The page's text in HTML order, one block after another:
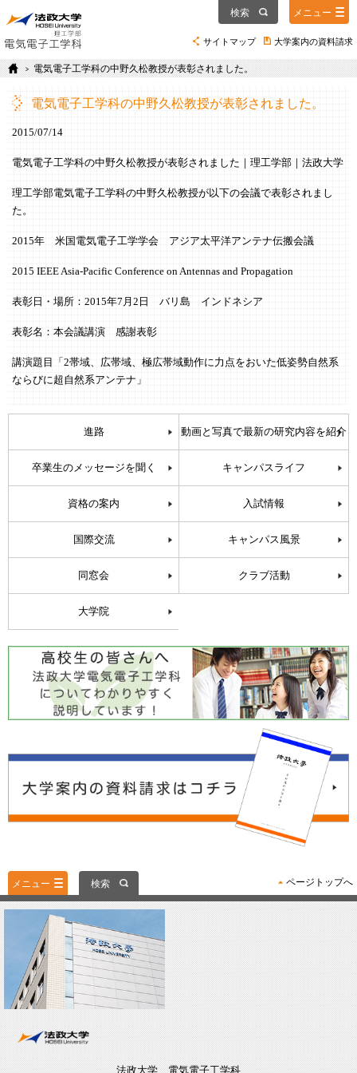
サイトマップ 大学案内の資料請求
検索 メニュー
電気電子工学科の中野久松教授が表彰されました。
電気電子工学科の中野久松教授が表彰されました。
2015/07/14
電気電子工学科の中野久松教授が表彰されました｜理工学部｜法政大学
理工学部電気電子工学科の中野久松教授が以下の会議で表彰されまし
た。
2015年 米国電気電子工学学会 アジア太平洋アンテナ伝搬会議
2015 IEEE Asia-Pacific Conference on Antennas and Propagation
表彰日・場所：2015年7月2日 バリ島 インドネシア
表彰名：本会議講演 感謝表彰
講演題目「2帯域、広帯域、極広帯域動作に力点をおいた低姿勢自然系
ならびに超自然系アンテナ」
進路 動画と写真で最新の研究内容を紹介
卒業生のメッセージを聞く キャンパスライフ
資格の案内 入試情報
国際交流 キャンパス風景
同窓会 クラブ活動
大学院
メニュー 検索 ページトップへ
法政大学 電気電子工学科